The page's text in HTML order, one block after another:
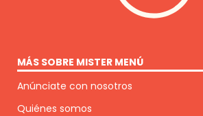
MÁS SOBRE MISTER MENÚ
Anúnciate con nosotros
Quiénes somos